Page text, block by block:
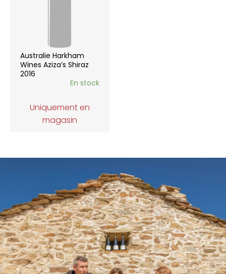
Australie Harkham
Wines Aziza’s Shiraz
2016
En stock
Uniquement en
magasin